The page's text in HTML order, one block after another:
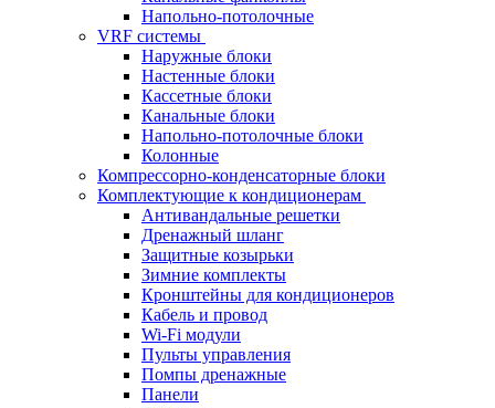
Напольно-потолочные
VRF системы
Наружные блоки
Настенные блоки
Кассетные блоки
Канальные блоки
Напольно-потолочные блоки
Колонные
Компрессорно-конденсаторные блоки
Комплектующие к кондиционерам
Антивандальные решетки
Дренажный шланг
Защитные козырьки
Зимние комплекты
Кронштейны для кондиционеров
Кабель и провод
Wi-Fi модули
Пульты управления
Помпы дренажные
Панели